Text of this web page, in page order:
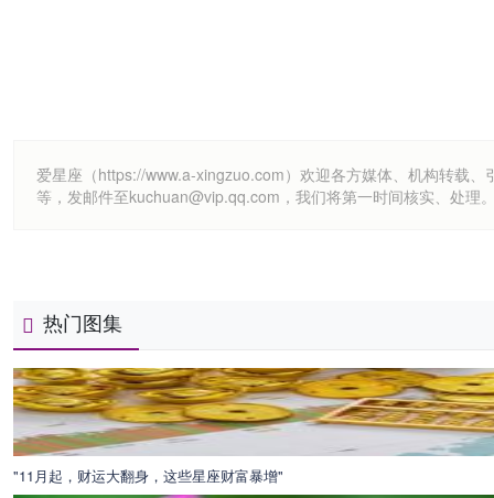
爱星座（https://www.a-xingzuo.com）欢迎各方媒体、机构转载
等，发邮件至kuchuan@vip.qq.com，我们将第一时间核实、处理
热门图集
"11月起，财运大翻身，这些星座财富暴增"